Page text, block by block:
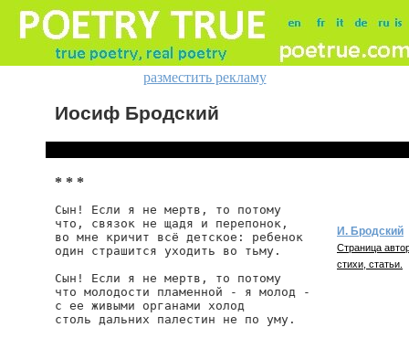
разместить рекламу
Иосиф Бродский
* * *
Сын! Если я не мертв, то потому
что, связок не щадя и перепонок,
во мне кричит всё детское: ребенок
один страшится уходить во тьму.
Сын! Если я не мертв, то потому
что молодости пламенной - я молод -
с ее живыми органами холод
столь дальних палестин не по уму.
И. Бродский
Страница
стихи, статьи.